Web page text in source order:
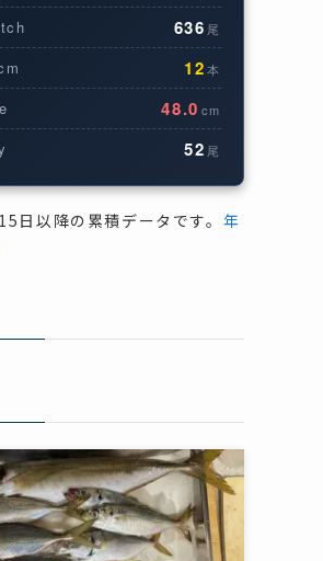
636 尾
12 本
48.0 cm
52 尾
日以降の累積データです。 年